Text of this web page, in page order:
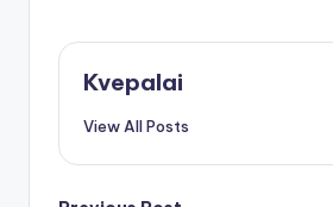
Kvepalai
View All Posts